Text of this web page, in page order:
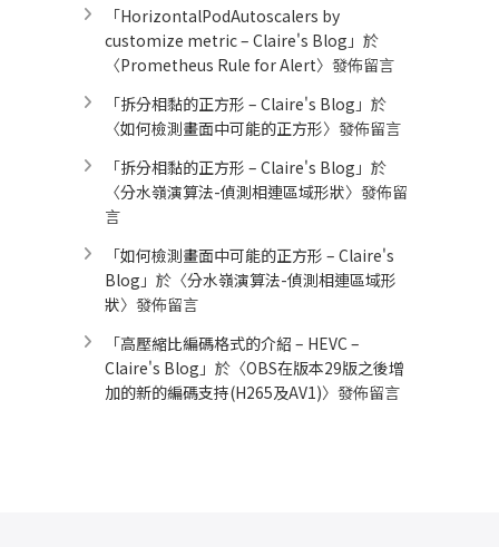
「HorizontalPodAutoscalers by
customize metric – Claire's Blog 」於
〈Prometheus Rule for Alert​〉發佈留言
「拆分相黏的正方形 – Claire's Blog 」於
〈如何檢測畫面中可能的正方形〉發佈留言
「拆分相黏的正方形 – Claire's Blog 」於
〈分水嶺演算法-偵測相連區域形狀〉發佈留
言
「如何檢測畫面中可能的正方形 – Claire's
Blog 」於〈分水嶺演算法-偵測相連區域形
狀〉發佈留言
「高壓縮比編碼格式的介紹 – HEVC –
Claire's Blog 」於〈OBS在版本29版之後增
加的新的編碼支持(H265及AV1)〉發佈留言